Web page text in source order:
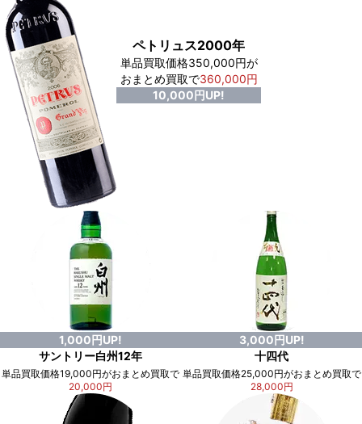
ペトリュス2000年
単品買取価格350,000円が
おまとめ買取で360,000円
10,000円UP!
1,000円UP!
サントリー白州12年
単品買取価格19,000円がおまとめ買取で
20,000円
3,000円UP!
十四代
単品買取価格25,000円がおまとめ買取で
28,000円